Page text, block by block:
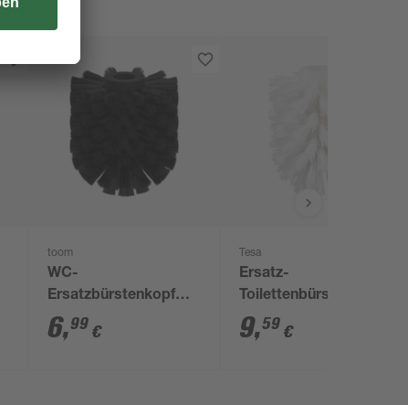
toom
WC-
Ersatzbürstenkopf
schwarz
6,99 €
Tesa
Ersatz-
Toilettenbürstenkopf
weiß
9,59 €